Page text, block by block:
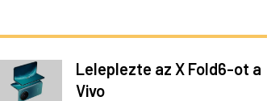
Leleplezte az X Fold6-ot a
Vivo